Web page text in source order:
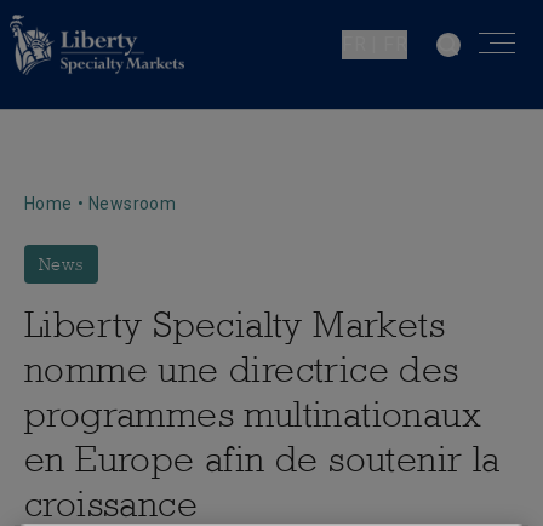
Home • Newsroom
News
Liberty Specialty Markets
nomme une directrice des
programmes multinationaux
en Europe afin de soutenir la
croissance